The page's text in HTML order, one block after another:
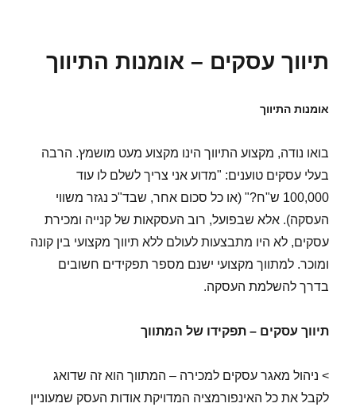
תיווך עסקים – אומנות התיווך
אומנות התיווך
בואו נודה, מקצוע התיווך הינו מקצוע מעט מושמץ. הרבה
בעלי עסקים טוענים: "מדוע אני צריך לשלם לו עוד
100,000 ש"ח?" (או כל סכום אחר, שבד"כ נגזר משווי
העסקה). אלא שבפועל, רוב העסקאות של קנייה ומכירת
עסקים, לא היו מתבצעות לעולם ללא תיווך מקצועי בין קונה
ומוכר. למתווך מקצועי ישנם מספר תפקידים חשובים
בדרך להשלמת העסקה.
תיווך עסקים – תפקידו של המתווך
> ניהול מאגר עסקים למכירה – המתווך הוא זה שדואג
לקבל את כל האינפורמציה המדויקת אודות העסק שמעוניין